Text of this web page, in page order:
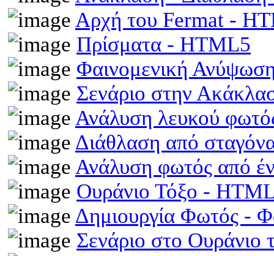
Αρχή του Fermat -
Πρίσματα - HTML5
Φαινομενική
Σενάριο στην
Ανάλυση λευκού
Διάθλαση από
Ανάλυση φωτός από
Ουράνιο Τόξο -
Δημιουργία Φωτός -
Σενάριο στο Ουράνιο